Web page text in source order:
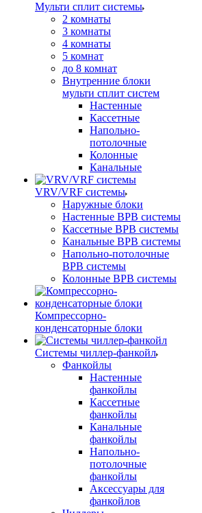
Мульти сплит системы
2 комнаты
3 комнаты
4 комнаты
5 комнат
до 8 комнат
Внутренние блоки
мульти сплит систем
Настенные
Кассетные
Напольно-
потолочные
Колонные
Канальные
VRV/VRF системы
Наружные блоки
Настенные ВРВ системы
Кассетные ВРВ системы
Канальные ВРВ системы
Напольно-потолочные
ВРВ системы
Колонные ВРВ системы
Компрессорно-
конденсаторные блоки
Системы чиллер-фанкойл
Фанкойлы
Настенные
фанкойлы
Кассетные
фанкойлы
Канальные
фанкойлы
Напольно-
потолочные
фанкойлы
Аксессуары для
фанкойлов